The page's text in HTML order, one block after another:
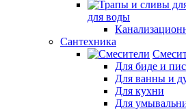
для воды
Сантехника
Для биде и
Для ванны и
Для кухни
Для